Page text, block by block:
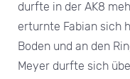
durfte in der AK8
erturnte Fabian sich
Boden und an den
Meyer durfte sich